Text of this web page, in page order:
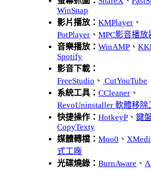
WinSnap
影片播放：KMPlayer 、
PotPlayer 、MPC影音播放
音樂播放：WinAMP 、
Spotify
影音下載：
FreeStudio 、 CutYouTube
系統工具：CCleaner 、
RevoUninstaller 軟體移除
快捷操作：HotkeyP 、鍵
CopyTexty
媒體轉檔：Moo0 、
式工廠
光碟燒錄：BurnAware 、